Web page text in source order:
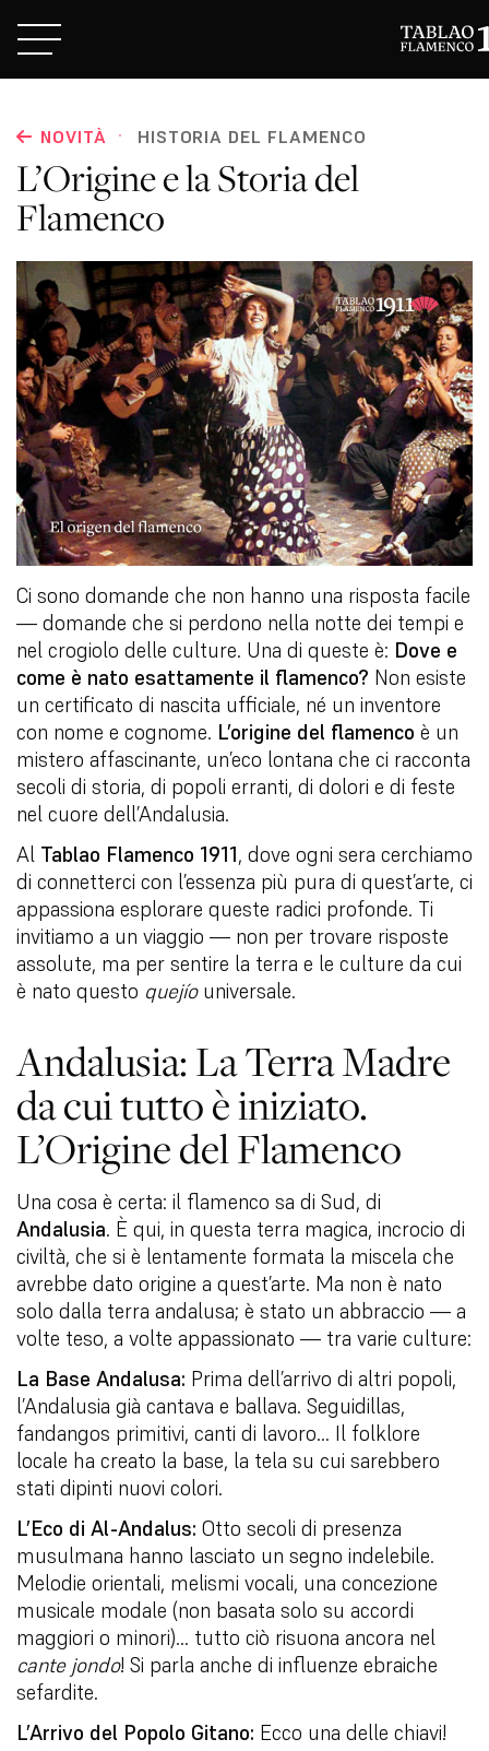
NOVITÀ · HISTORIA DEL FLAMENCO
L’Origine e la Storia del
Flamenco
Ci sono domande che non hanno una risposta facile
— domande che si perdono nella notte dei tempi e
nel crogiolo delle culture. Una di queste è: Dove e
come è nato esattamente il flamenco? Non esiste
un certificato di nascita ufficiale, né un inventore
con nome e cognome. L’origine del flamenco è un
mistero affascinante, un’eco lontana che ci racconta
secoli di storia, di popoli erranti, di dolori e di feste
nel cuore dell’Andalusia.
Al Tablao Flamenco 1911, dove ogni sera cerchiamo
di connetterci con l’essenza più pura di quest’arte, ci
appassiona esplorare queste radici profonde. Ti
invitiamo a un viaggio — non per trovare risposte
assolute, ma per sentire la terra e le culture da cui
è nato questo quejíouniversale.
Andalusia: La Terra Madre
da cui tutto è iniziato.
L’Origine del Flamenco
Una cosa è certa: il flamenco sa di Sud, di
Andalusia. È qui, in questa terra magica, incrocio di
civiltà, che si è lentamente formata la miscela che
avrebbe dato origine a quest’arte. Ma non è nato
solo dalla terra andalusa; è stato un abbraccio — a
volte teso, a volte appassionato — tra varie culture:
La Base Andalusa: Prima dell’arrivo di altri popoli,
l’Andalusia già cantava e ballava. Seguidillas,
fandangos primitivi, canti di lavoro… Il folklore
locale ha creato la base, la tela su cui sarebbero
stati dipinti nuovi colori.
L’Eco di Al-Andalus: Otto secoli di presenza
musulmana hanno lasciato un segno indelebile.
Melodie orientali, melismi vocali, una concezione
musicale modale (non basata solo su accordi
maggiori o minori)… tutto ciò risuona ancora nel
cante jondo! Si parla anche di influenze ebraiche
sefardite.
L’Arrivo del Popolo Gitano: Ecco una delle chiavi!